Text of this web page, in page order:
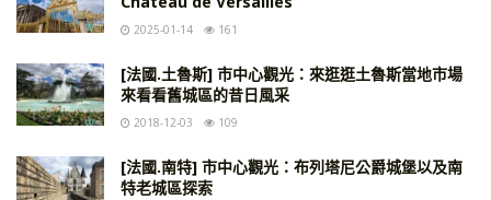
2025-01-14 161
[法國.土魯斯] 市中心觀光：來逛逛土魯斯當地市場
來看看舊城區的昔日風采
2018-12-03 109
[法國.南特] 市中心觀光：布列塔尼公爵城堡以及南
特老城區探索